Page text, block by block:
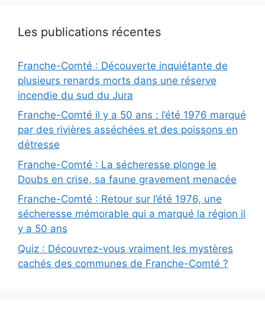
Les publications récentes
Franche-Comté : Découverte inquiétante de
plusieurs renards morts dans une réserve
incendie du sud du Jura
Franche-Comté il y a 50 ans : l’été 1976 marqué
par des rivières asséchées et des poissons en
détresse
Franche-Comté : La sécheresse plonge le
Doubs en crise, sa faune gravement menacée
Franche-Comté : Retour sur l’été 1976, une
sécheresse mémorable qui a marqué la région il
y a 50 ans
Quiz : Découvrez-vous vraiment les mystères
cachés des communes de Franche-Comté ?